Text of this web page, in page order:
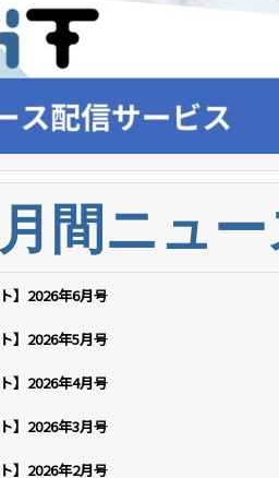
月間ニュ
】2026年6月号
】2026年5月号
】2026年4月号
】2026年3月号
】2026年2月号